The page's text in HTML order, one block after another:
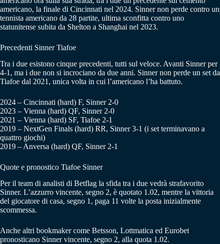
americano, la finale di Cincinnati nel 2024. Sinner non perde contro un
tennista americano da 28 partite, ultima sconfitta contro uno
statunitense subita da Shelton a Shanghai nel 2023.
Precedenti Sinner Tiafoe
Tra i due esistono cinque precedenti, tutti sul veloce. Avanti Sinner per
4-1, ma i due non si incrociano da due anni. Sinner non perde un set da
Tiafoe dal 2021, unica volta in cui l’americano l’ha battuto.
2024 – Cincinnati (hard) F, Sinner 2-0
2023 – Vienna (hard) QF, Sinner 2-0
2021 – Vienna (hard) SF, Tiafoe 2-1
2019 – NextGen Finals (hard) RR, Sinner 3-1 (i set terminavano a
quattro giochi)
2019 – Anversa (hard) QF, Sinner 2-1
Quote e pronostico Tiafoe Sinner
Per il team di analisti di Betflag la sfida tra i due vedrà strafavorito
Sinner. L’azzurro vincente, segno 2, è quotato 1.02, mentre la vittoria
del giocatore di casa, segno 1, paga 11 volte la posta inizialmente
scommessa.
Anche altri bookmaker come Betsson, Lottmatica ed Eurobet
pronosticano Sinner vincente, segno 2, alla quota 1.02.